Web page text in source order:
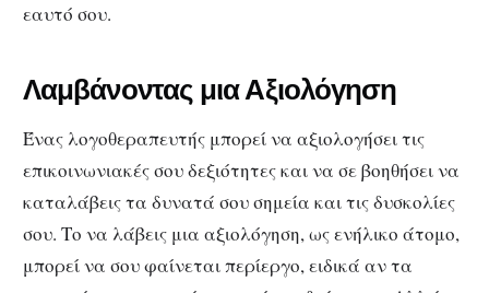
εαυτό σου.
Λαμβάνοντας μια Αξιολόγηση
Ένας λογοθεραπευτής μπορεί να αξιολογήσει τις
επικοινωνιακές σου δεξιότητες και να σε βοηθήσει να
καταλάβεις τα δυνατά σου σημεία και τις δυσκολίες
σου. Το να λάβεις μια αξιολόγηση, ως ενήλικο άτομο,
μπορεί να σου φαίνεται περίεργο, ειδικά αν τα